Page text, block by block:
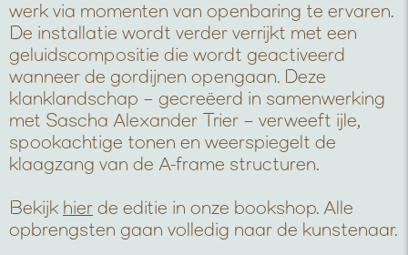
werk via momenten van openbaring te ervaren.
De installatie wordt verder verrijkt met een
geluidscompositie die wordt geactiveerd
wanneer de gordijnen opengaan. Deze
klanklandschap – gecreëerd in samenwerking
met Sascha Alexander Trier – verweeft ijle,
spookachtige tonen en weerspiegelt de
klaagzang van de A-frame structuren.
Bekijk hier de editie in onze bookshop. Alle
opbrengsten gaan volledig naar de kunstenaar.